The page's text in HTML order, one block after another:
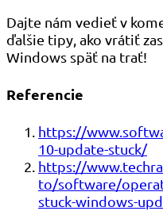
Dajte nám vedieť v
ďalšie tipy, ako vrátiť
Windows späť na trať!
Referencie
https://
10-update-stuck/
https://
to/software/
stuck-windows-